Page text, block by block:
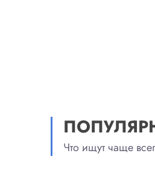
Что ищут чаще